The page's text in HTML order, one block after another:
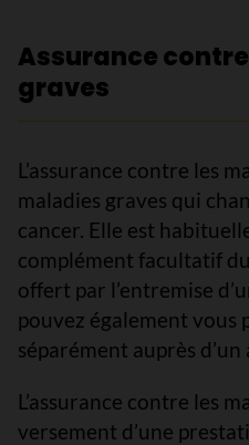
Assurance
graves
L’assurance contre les
maladies graves qui
cancer. Elle est
complément facultatif
offert par l’entremise
pouvez également vous
séparément auprès
L’assurance contre les
versement d’une